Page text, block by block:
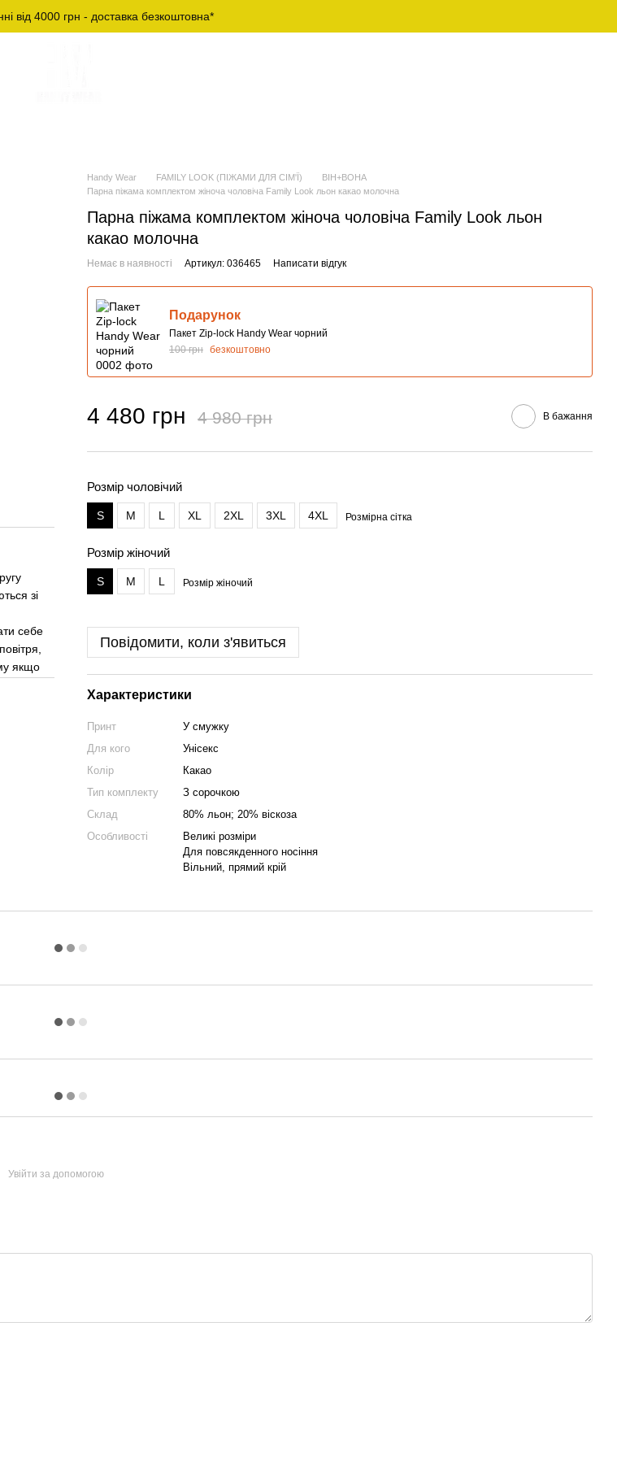
від 4000 грн - доставка безкоштовна*
зі
себе
якщо
Handy Wear FAMILY LOOK (ПІЖАМИ ДЛЯ СІМ'Ї)
ВІН+ВОНА
Парна піжама комплектом жіноча чоловіча Family Look льон какао молочна
Парна піжама комплектом жіноча чоловіча Family Look льон
какао молочна
Немає в наявності Артикул: 036465 Написати відгук
Подарунок
Пакет Zip-lock Handy Wear чорний
100 грн безкоштовно
4 480 грн 4 980 грн В бажання
Розмір чоловічий
S M L XL 2XL 3XL 4XL Розмірна сітка
Розмір жіночий
S M L Розмір жіночий
Повідомити, коли з'явиться
Характеристики
Принт
У смужку
Для кого
Унісекс
Колір
Какао
Тип комплекту
З сорочкою
Склад
80% льон; 20% віскоза
Особливості
Великі розміри
Для повсякденного носіння
Вільний, прямий крій
Увійти за допомогою